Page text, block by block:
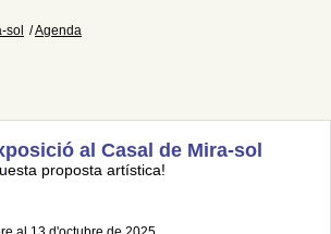
sol Agenda
al Casal de Mira-sol
proposta artística!